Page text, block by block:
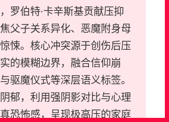
罗伯特·卡辛斯基贡献压抑
父子关系异化、恶魔附身母
悚。核心冲突源于创伤后压
的模糊边界，融合信仰崩
驱魔仪式等深层语义标签。
郁，利用强阴影对比与心理
恐怖感，呈现极高压的家庭